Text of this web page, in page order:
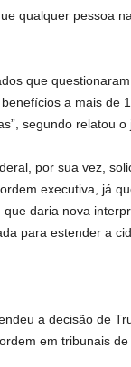
qualquer pessoa
que
a mais de
segundo relatou o
por sua vez,
executiva, já
daria nova
para estender a
a decisão de
em tribunais